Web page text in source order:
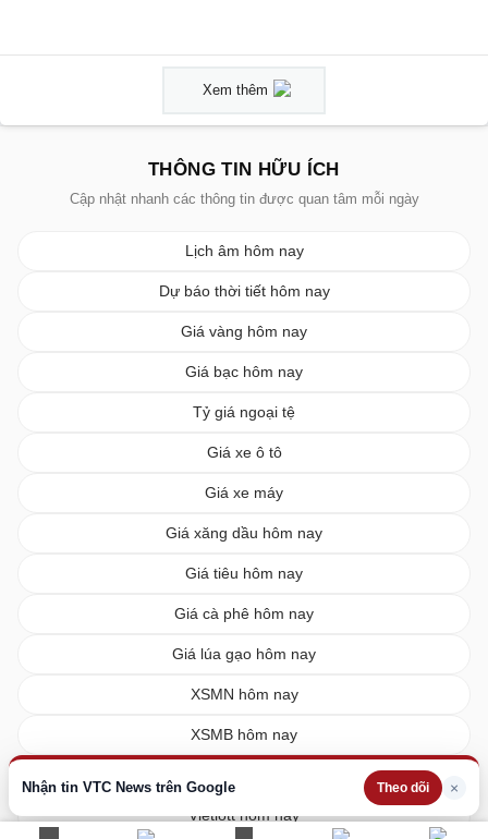
Nhận tin VTC News trên Google Theo dõi ×
Xem thêm
THÔNG TIN HỮU ÍCH
Cập nhật nhanh các thông tin được quan tâm mỗi ngày
Lịch âm hôm nay
Dự báo thời tiết hôm nay
Giá vàng hôm nay
Giá bạc hôm nay
Tỷ giá ngoại tệ
Giá xe ô tô
Giá xe máy
Giá xăng dầu hôm nay
Giá tiêu hôm nay
Giá cà phê hôm nay
Giá lúa gạo hôm nay
XSMN hôm nay
XSMB hôm nay
Vietlott hôm nay